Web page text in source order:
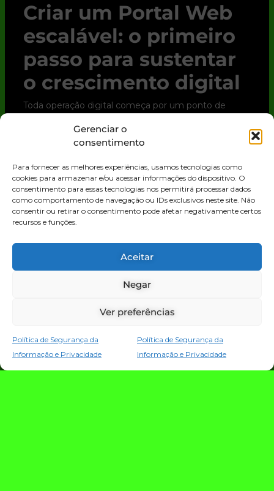
Gerenciar o
consentimento
Para fornecer as melhores experiências, usamos tecnologias como
cookies para armazenar e/ou acessar informações do dispositivo. O
consentimento para essas tecnologias nos permitirá processar dados
como comportamento de navegação ou IDs exclusivos neste site. Não
consentir ou retirar o consentimento pode afetar negativamente certos
recursos e funções.
Aceitar
Negar
Ver preferências
Política de Segurança da
Informação e Privacidade
Política de Segurança da
Informação e Privacidade
Criar um Portal Web
escalável: o primeiro
passo para sustentar
o crescimento digital
Toda operação digital começa por um ponto de
interno, esse ponto quase sempre é o Portal Web.
Trata-se de uma solução digital que
LEIA MAIS »
TECNOLOGIA E NOTÍCIAS